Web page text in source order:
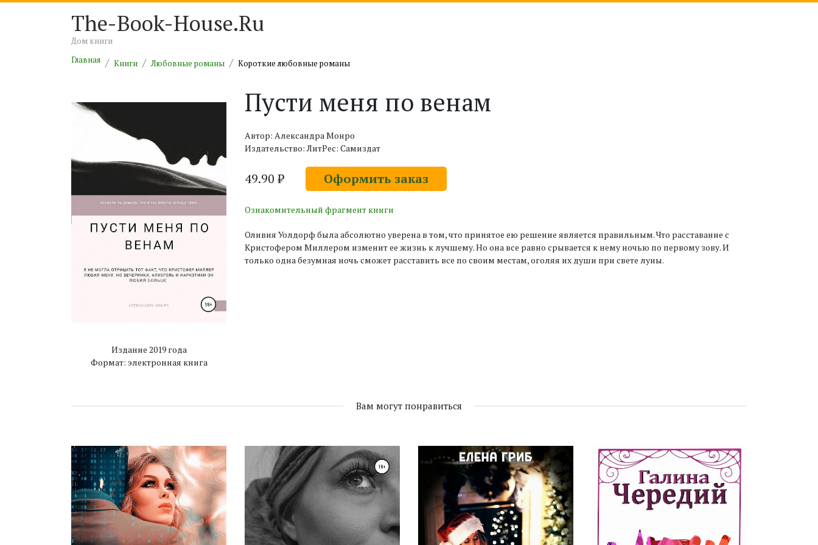
The-Book-House.Ru
Дом книги
Главная
Книги Любовные романы Короткие любовные романы
Издание 2019 года
Формат: электронная книга
Пусти меня по венам
Автор: Александра Монро
Издательство: ЛитРес: Самиздат
49.90 ₽ Оформить заказ
Ознакомительный фрагмент книги
Оливия Уолдорф была абсолютно уверена в том, что принятое ею решение является правильным. Что расставание с
Кристофером Миллером изменит ее жизнь к лучшему. Но она все равно срывается к нему ночью по первому зову. И
только одна безумная ночь сможет расставить все по своим местам, оголяя их души при свете луны.
Вам могут понравиться